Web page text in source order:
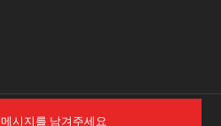
메시지를 남겨주세요